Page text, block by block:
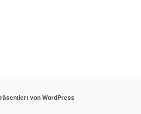
von WordPress